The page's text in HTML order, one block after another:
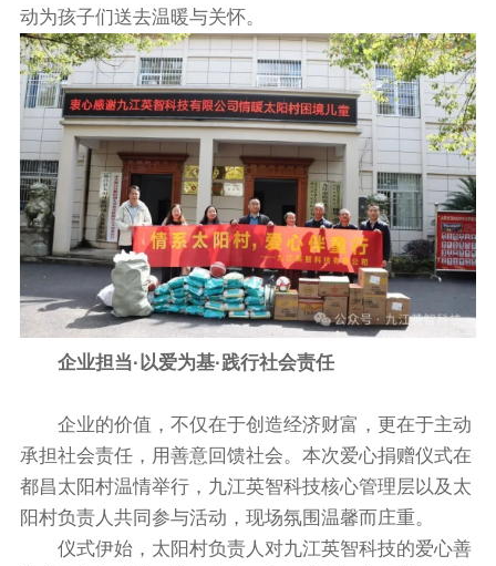
动为孩子们送去温暖与关怀。
企业担当·以爱为基·践行社会责任
企业的价值，不仅在于创造经济财富，更在于主动
承担社会责任，用善意回馈社会。本次爱心捐赠仪式在
都昌太阳村温情举行，九江英智科技核心管理层以及太
阳村负责人共同参与活动，现场氛围温馨而庄重。
仪式伊始，太阳村负责人对九江英智科技的爱心善